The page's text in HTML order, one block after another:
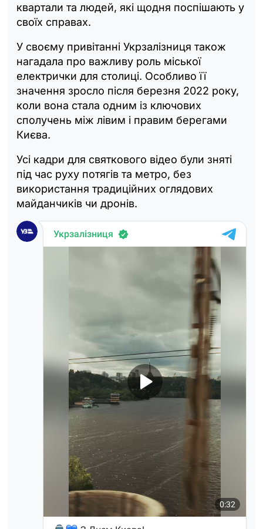
квартали та людей, які щодня поспішають у
своїх справах.
У своєму привітанні Укрзалізниця також
нагадала про важливу роль міської
електрички для столиці. Особливо її
значення зросло після березня 2022 року,
коли вона стала одним із ключових
сполучень між лівим і правим берегами
Києва.
Усі кадри для святкового відео були зняті
під час руху потягів та метро, без
використання традиційних оглядових
майданчиків чи дронів.